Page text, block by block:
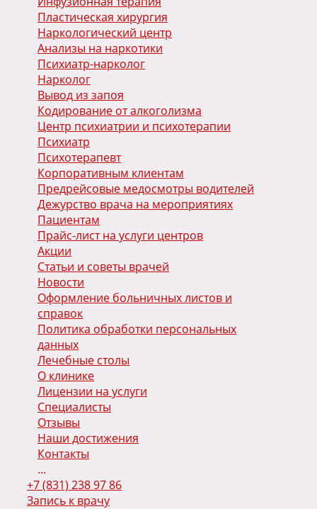
Пластическая хирургия
Наркологический центр
Анализы на наркотики
Психиатр-нарколог
Нарколог
Вывод из запоя
Кодирование от алкоголизма
Центр психиатрии и психотерапии
Психиатр
Психотерапевт
Корпоративным клиентам
Предрейсовые медосмотры водителей
Дежурство врача на мероприятиях
Пациентам
Прайс-лист на услуги центров
Акции
Статьи и советы врачей
Новости
Оформление больничных листов и
справок
Политика обработки персональных
данных
Лечебные столы
О клинике
Лицензии на услуги
Специалисты
Отзывы
Наши достижения
Контакты
...
+7 (831) 238 97 86
Запись к врачу